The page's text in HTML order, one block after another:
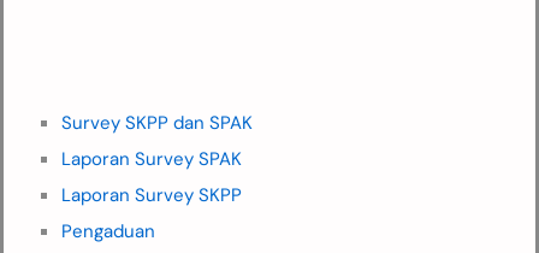
Survey SKPP dan SPAK
Laporan Survey SPAK
Laporan Survey SKPP
Pengaduan